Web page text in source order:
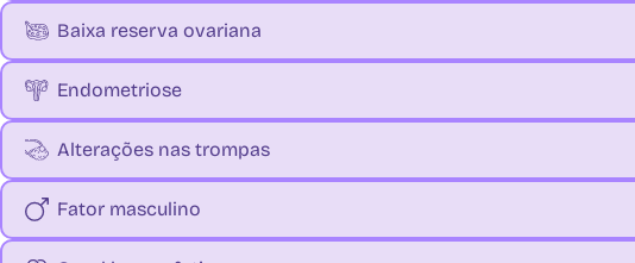
Baixa reserva ovariana
Endometriose
Alterações nas trompas
Fator masculino